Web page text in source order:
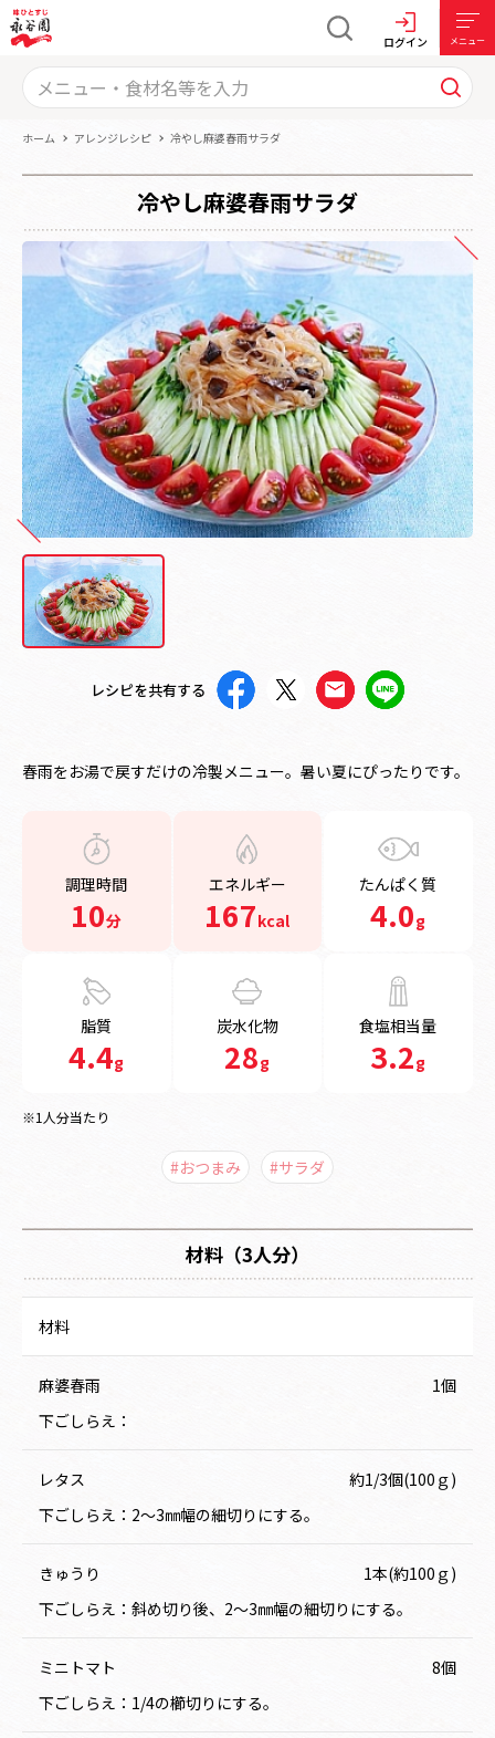
ログイン メニュー
ホーム アレンジレシピ 冷やし麻婆春雨サラダ
冷やし麻婆春雨サラダ
レシピを共有する
春雨をお湯で戻すだけの冷製メニュー。暑い夏にぴったりです。
調理時間
10分
エネルギー
167kcal
たんぱく質
4.0g
脂質
4.4g
炭水化物
28g
食塩相当量
3.2g
※1人分当たり
#おつまみ #サラダ
材料（3人分）
材料
麻婆春雨
1個
下ごしらえ：
レタス
約1/3個(100ｇ)
下ごしらえ：2～3㎜幅の細切りにする。
きゅうり
1本(約100ｇ)
下ごしらえ：斜め切り後、2～3㎜幅の細切りにする。
ミニトマト
8個
下ごしらえ：1/4の櫛切りにする。